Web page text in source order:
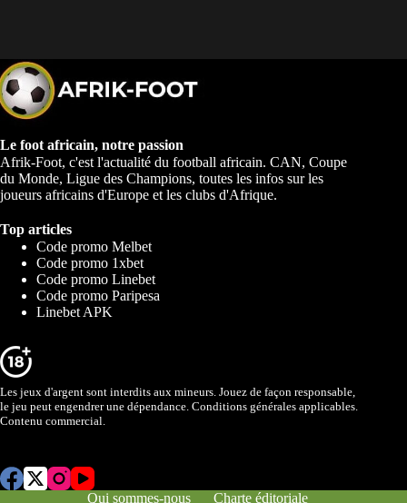
Le foot africain, notre passion
Afrik-Foot, c'est l'actualité du football africain. CAN, Coupe
du Monde, Ligue des Champions, toutes les infos sur les
joueurs africains d'Europe et les clubs d'Afrique.
Top articles
Code promo Melbet
Code promo 1xbet
Code promo Linebet
Code promo Paripesa
Linebet APK
Les jeux d'argent sont interdits aux mineurs. Jouez de façon responsable,
le jeu peut engendrer une dépendance. Conditions générales applicables.
Contenu commercial.
Qui sommes-nous Charte éditoriale